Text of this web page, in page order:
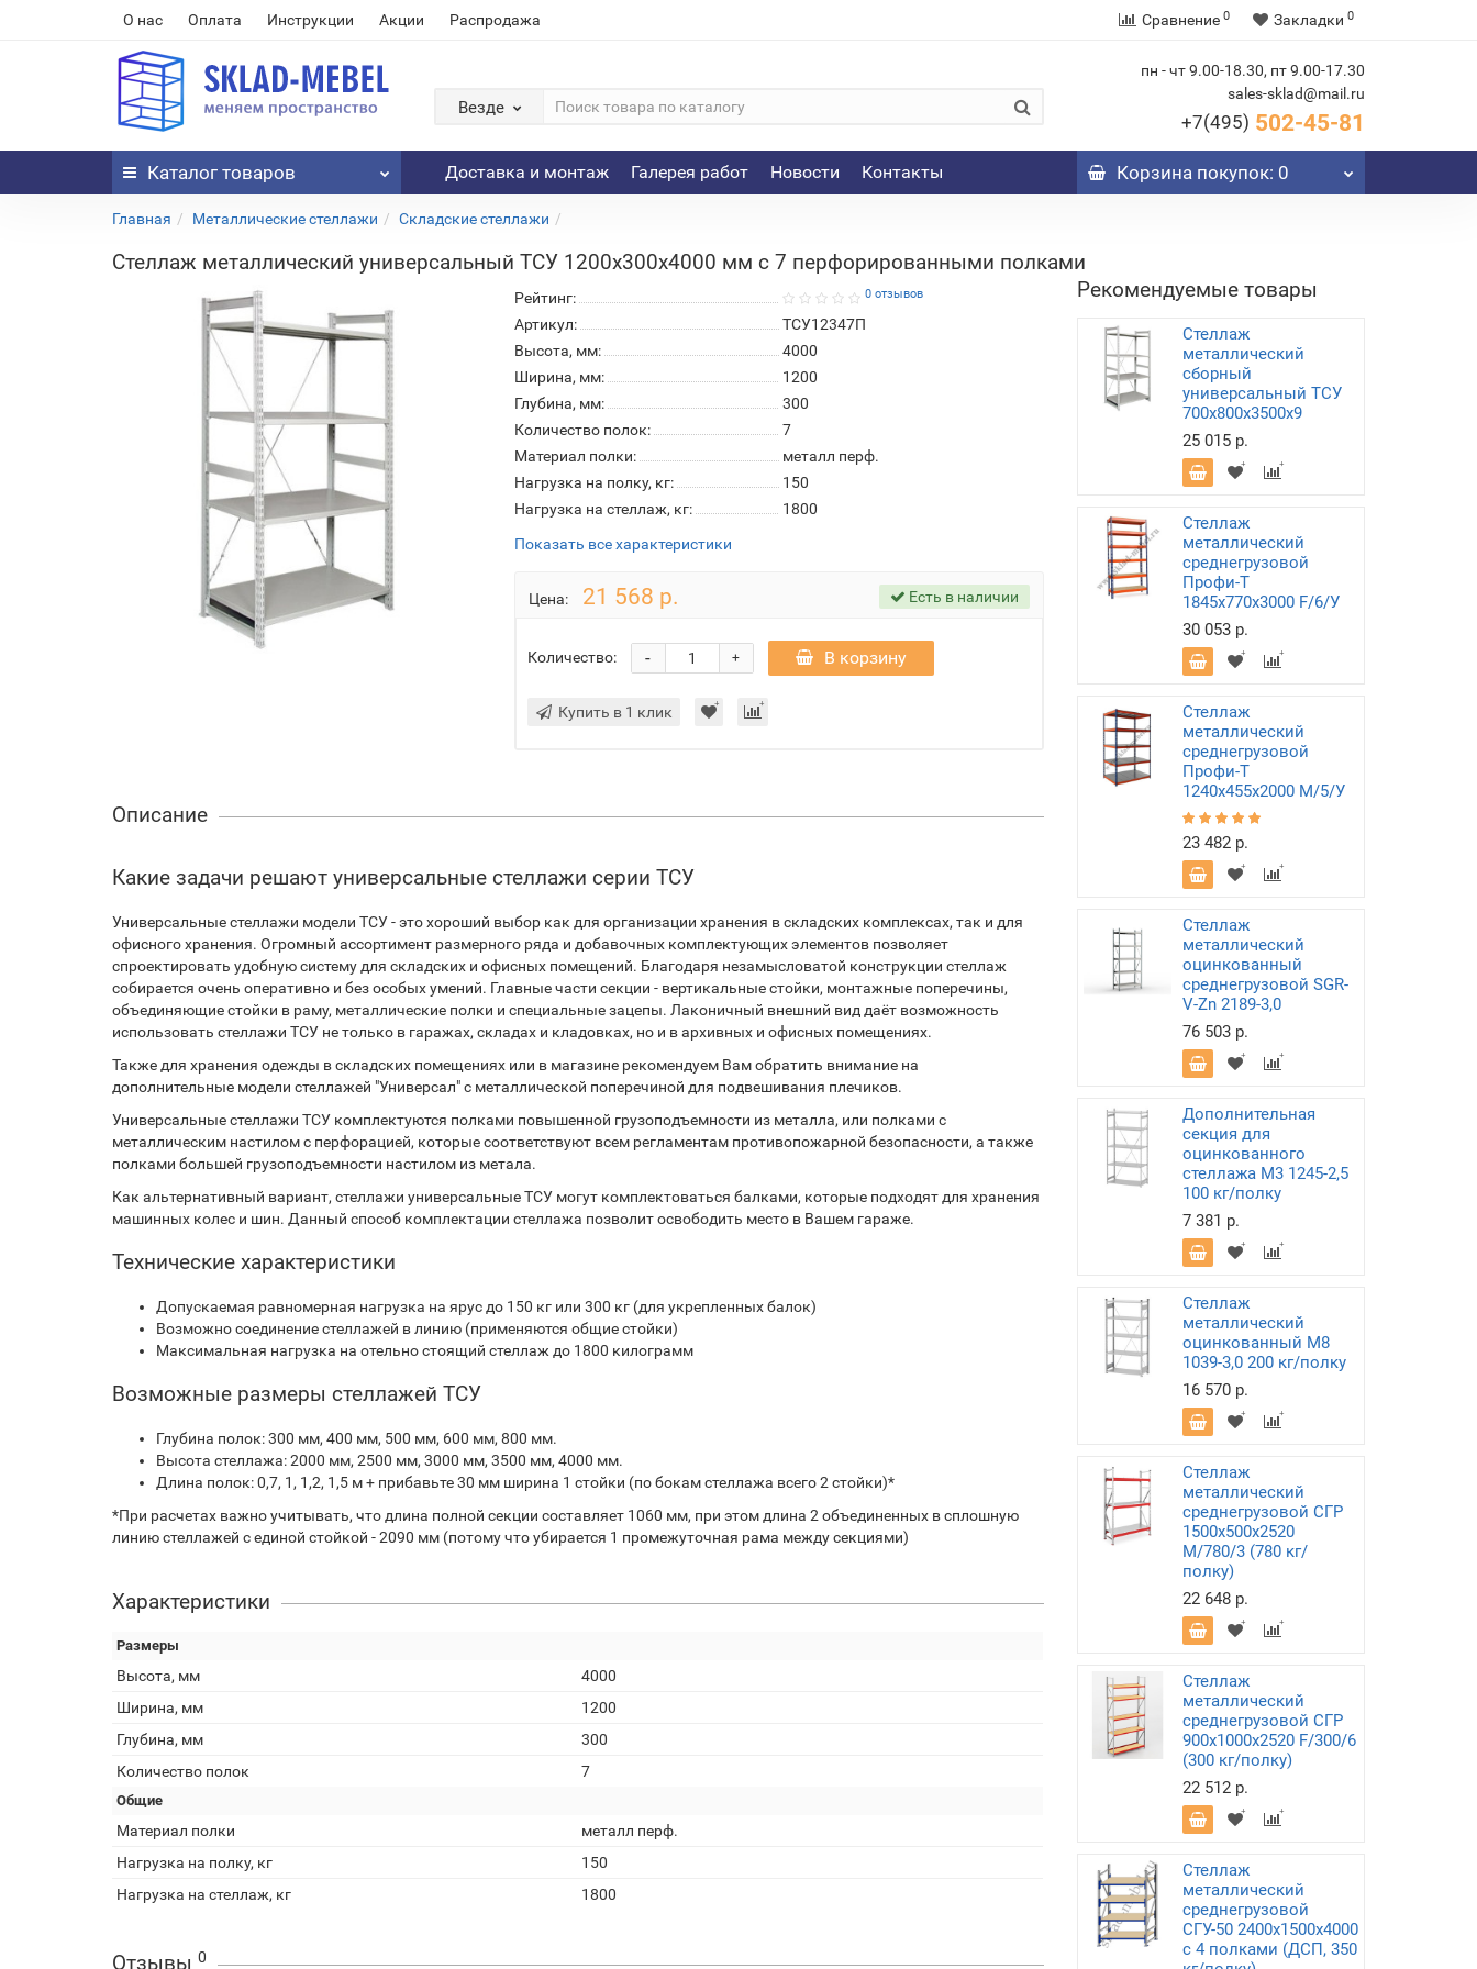
О нас Оплата Инструкции Акции Распродажа Сравнение 0 Закладки 0
Везде
пн - чт 9.00-18.30, пт 9.00-17.30
sales-sklad@mail.ru
+7(495) 502-45-81
Каталог товаров Доставка и монтаж Галерея работ Новости Контакты Корзинапокупок: 0
Главная Металлические стеллажи Складские стеллажи
Стеллаж металлический универсальный ТСУ 1200х300х4000 мм с 7 перфорированными полками
Рейтинг: 0 отзывов
Артикул:
ТСУ12347П
Высота, мм:
4000
Ширина, мм:
1200
Глубина, мм:
300
Количество полок:
7
Материал полки:
металл перф.
Нагрузка на полку, кг:
150
Нагрузка на стеллаж, кг:
1800
Показать все характеристики
Цена: 21 568 р. Есть в наличии
Количество: +
- В корзину
Купить в 1 клик
Описание
Какие задачи решают универсальные стеллажи серии ТСУ
Универсальные стеллажи модели ТСУ - это хороший выбор как для организации хранения в складских комплексах, так и для
офисного хранения. Огромный ассортимент размерного ряда и добавочных комплектующих элементов позволяет
спроектировать удобную систему для складских и офисных помещений. Благодаря незамысловатой конструкции стеллаж
собирается очень оперативно и без особых умений. Главные части секции - вертикальные стойки, монтажные поперечины,
объединяющие стойки в раму, металлические полки и специальные зацепы. Лаконичный внешний вид даёт возможность
использовать стеллажи ТСУ не только в гаражах, складах и кладовках, но и в архивных и офисных помещениях.
Также для хранения одежды в складских помещениях или в магазине рекомендуем Вам обратить внимание на
дополнительные модели стеллажей "Универсал" с металлической поперечиной для подвешивания плечиков.
Универсальные стеллажи ТСУ комплектуются полками повышенной грузоподъемности из металла, или полками с
металлическим настилом с перфорацией, которые соответствуют всем регламентам противопожарной безопасности, а также
полками большей грузоподъемности настилом из метала.
Как альтернативный вариант, стеллажи универсальные ТСУ могут комплектоваться балками, которые подходят для хранения
машинных колес и шин. Данный способ комплектации стеллажа позволит освободить место в Вашем гараже.
Технические характеристики
Допускаемая равномерная нагрузка на ярус до 150 кг или 300 кг (для укрепленных балок)
Возможно соединение стеллажей в линию (применяются общие стойки)
Максимальная нагрузка на отельно стоящий стеллаж до 1800 килограмм
Возможные размеры стеллажей ТСУ
Глубина полок: 300 мм, 400 мм, 500 мм, 600 мм, 800 мм.
Высота стеллажа: 2000 мм, 2500 мм, 3000 мм, 3500 мм, 4000 мм.
Длина полок: 0,7, 1, 1,2, 1,5 м + прибавьте 30 мм ширина 1 стойки (по бокам стеллажа всего 2 стойки)*
*При расчетах важно учитывать, что длина полной секции составляет 1060 мм, при этом длина 2 объединенных в сплошную
линию стеллажей с единой стойкой - 2090 мм (потому что убирается 1 промежуточная рама между секциями)
Характеристики
Размеры
Высота, мм
4000
Ширина, мм
1200
Глубина, мм
300
Количество полок
7
Общие
Материал полки
металл перф.
Нагрузка на полку, кг
150
Нагрузка на стеллаж, кг
1800
Отзывы 0
Рекомендуемые товары
Стеллаж
металлический
сборный
универсальный ТСУ
700х800х3500х9
25 015 р.
Стеллаж
металлический
среднегрузовой
Профи-Т
1845х770х3000 F/6/У
30 053 р.
Стеллаж
металлический
среднегрузовой
Профи-Т
1240х455х2000 M/5/У
23 482 р.
Стеллаж
металлический
оцинкованный
среднегрузовой SGR-
V-Zn 2189-3,0
76 503 р.
Дополнительная
секция для
оцинкованного
стеллажа М3 1245-2,5
100 кг/полку
7 381 р.
Стеллаж
металлический
оцинкованный М8
1039-3,0 200 кг/полку
16 570 р.
Стеллаж
металлический
среднегрузовой СГР
1500х500х2520
M/780/3 (780 кг/
полку)
22 648 р.
Стеллаж
металлический
среднегрузовой СГР
900х1000х2520 F/300/6
(300 кг/полку)
22 512 р.
Стеллаж
металлический
среднегрузовой
СГУ-50 2400х1500х4000
с 4 полками (ДСП, 350